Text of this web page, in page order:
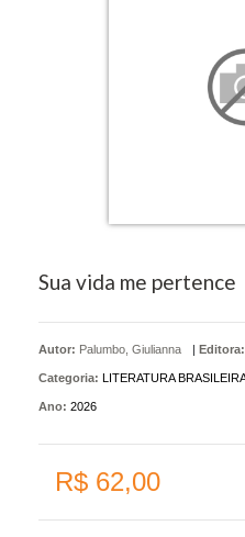
Sua vida me pertence
Autor: Palumbo, Giulianna | Editora:
Categoria: LITERATURA
Ano: 2026
R$ 62,00